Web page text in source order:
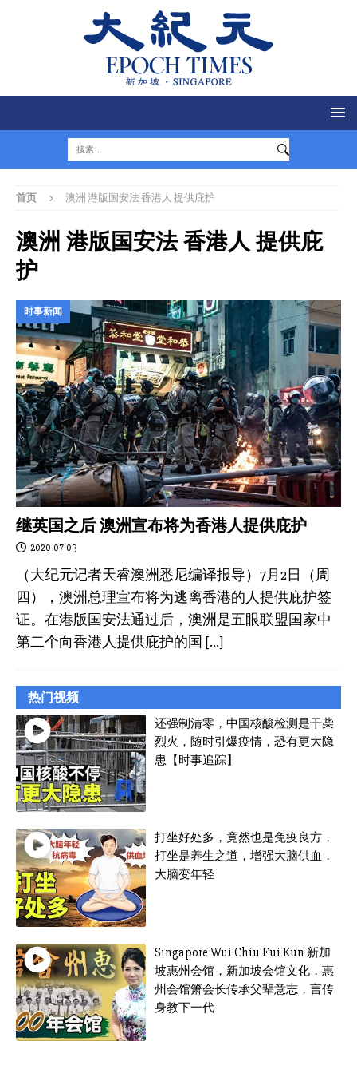
首页 澳洲 港版国安法 香港人 提供庇护
澳洲 港版国安法 香港人 提供庇
护
时事新闻
继英国之后 澳洲宣布将为香港人提供庇护
2020-07-03
（大纪元记者天睿澳洲悉尼编译报导）7月2日（周
四），澳洲总理宣布将为逃离香港的人提供庇护签
证。在港版国安法通过后，澳洲是五眼联盟国家中
第二个向香港人提供庇护的国 […]
热门视频
还强制清零，中国核酸检测是干柴
烈火，随时引爆疫情，恐有更大隐
患【时事追踪】
打坐好处多，竟然也是免疫良方，
打坐是养生之道，增强大脑供血，
大脑变年轻
Singapore Wui Chiu Fui Kun 新加
坡惠州会馆，新加坡会馆文化，惠
州会馆箫会长传承父辈意志，言传
身教下一代